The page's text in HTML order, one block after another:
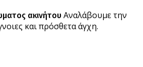
ακινήτου Αναλάβουμε την
και πρόσθετα άγχη.